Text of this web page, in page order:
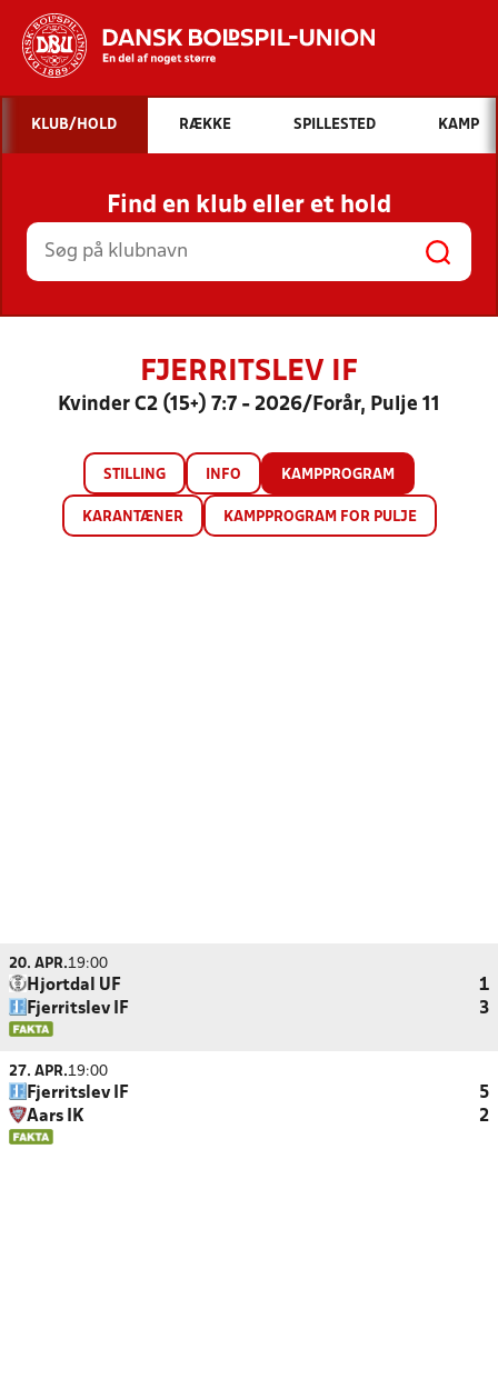
Hvad vil du søge efter?
INDHOLD OG NYHEDER
STILLINGER, RESULTATER, KLUBBER OG
HOLD
KLUB/HOLD RÆKKE SPILLESTED KAMP
Find en klub eller et hold
FJERRITSLEV IF
Kvinder C2 (15+) 7:7 - 2026/Forår, Pulje 11
STILLING INFO KAMPPROGRAM
KARANTÆNER KAMPPROGRAM FOR PULJE
20. APR.19:00
Hjortdal UF
1
Fjerritslev IF
3
27. APR.19:00
Fjerritslev IF
5
Aars IK
2